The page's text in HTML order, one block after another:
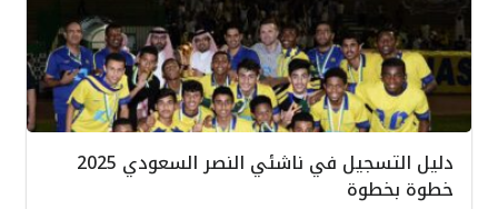
دليل التسجيل في ناشئي النصر السعودي 2025
خطوة بخطوة